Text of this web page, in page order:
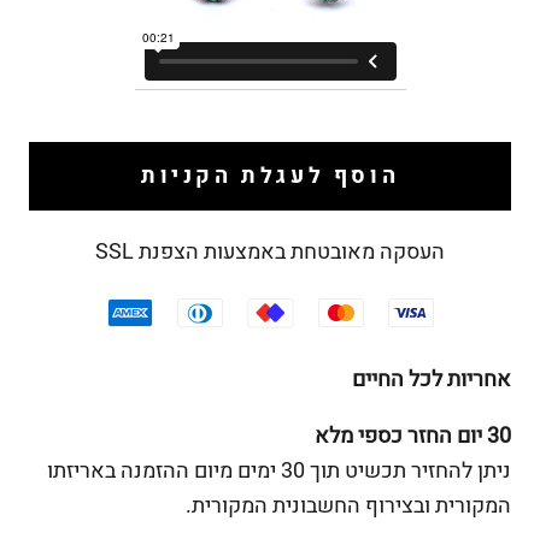
הוסף לעגלת הקניות
העסקה מאובטחת באמצעות הצפנת SSL
אחריות לכל החיים
30 יום החזר כספי מלא
ניתן להחזיר תכשיט תוך 30 ימים מיום ההזמנה באריזתו
המקורית ובצירוף החשבונית המקורית.